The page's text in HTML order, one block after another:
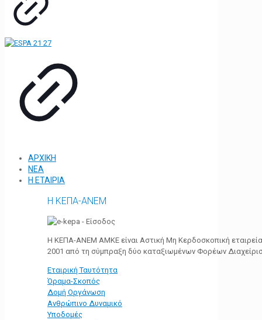
ΑΡΧΙΚΗ
ΝΕΑ
Η ΕΤΑΙΡΙΑ
Η ΚΕΠΑ-ΑΝΕΜ
Η ΚΕΠΑ-ΑΝΕΜ ΑΜΚΕ είναι Αστική Μη Κερδοσκοπική
2001 από τη σύμπραξη δύο καταξιωμένων Φορέων
Εταιρική Ταυτότητα
Όραμα-Σκοπός
Δομή Οργάνωση
Ανθρώπινο Δυναμικό
Υποδομές